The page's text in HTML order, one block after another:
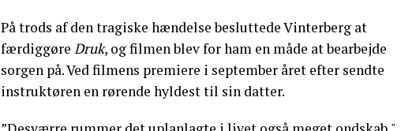
På trods af den tragiske hændelse besluttede Vinterberg at
færdiggøre Druk, og filmen blev for ham en måde at bearbejde
sorgen på. Ved filmens premiere i september året efter sendte
instruktøren en rørende hyldest til sin datter.